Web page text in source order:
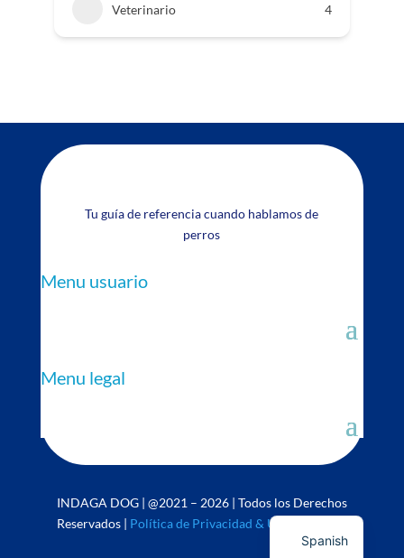
Veterinario 4
Tu guía de referencia cuando hablamos de
perros
Menu usuario
Menu legal
INDAGA DOG | @2021 – 2026 | Todos los Derechos
Reservados | Política de Privacidad & Uso de Cookies
Spanish
English